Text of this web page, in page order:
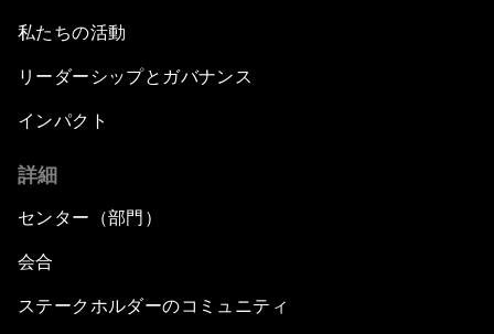
私たちの活動
リーダーシップとガバナンス
インパクト
詳細
センター（部門）
会合
ステークホルダーのコミュニティ